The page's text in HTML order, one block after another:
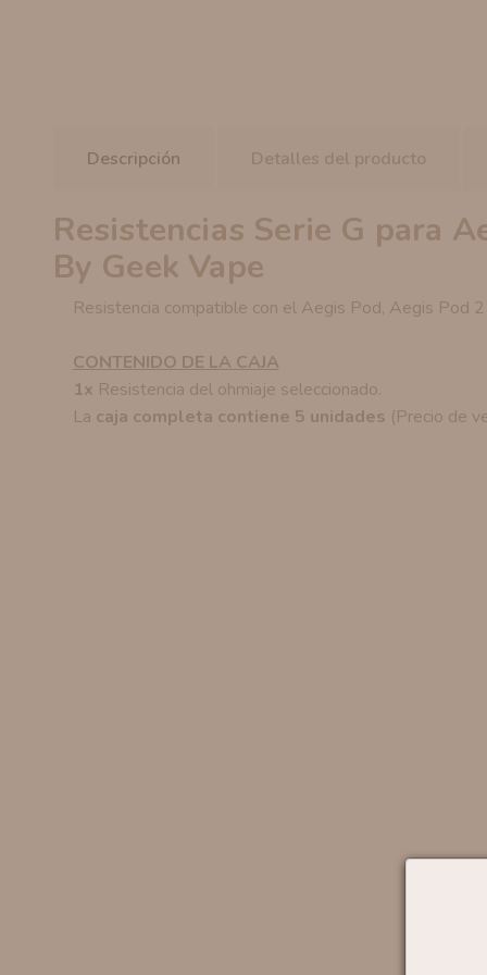
Descripción Detalles del producto
Resistencias Serie G para
By Geek Vape
Resistencia compatible con el Aegis Pod, Aegis Pod
CONTENIDO DE LA CAJA
1x Resistencia del ohmiaje seleccionado.
La caja completa contiene 5 unidades (Precio de